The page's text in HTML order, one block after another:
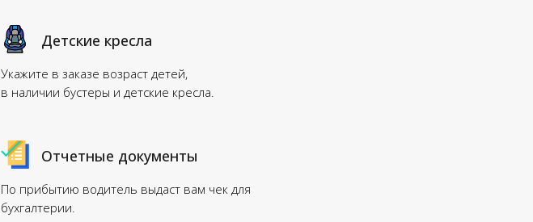
Укажите в заказе возраст детей,
в наличии бустеры и детские кресла.
Детские кресла
По прибытию водитель выдаст вам чек для
бухгалтерии.
Отчетные документы